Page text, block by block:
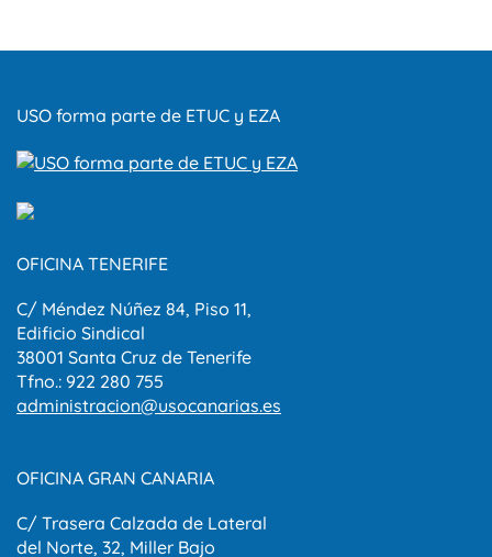
USO forma parte de ETUC y EZA
OFICINA TENERIFE
C/ Méndez Núñez 84, Piso 11,
Edificio Sindical
38001 Santa Cruz de Tenerife
Tfno.: 922 280 755
administracion@usocanarias.es
OFICINA GRAN CANARIA
C/ Trasera Calzada de Lateral
del Norte, 32, Miller Bajo